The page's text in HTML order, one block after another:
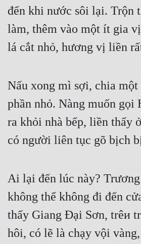
Kỳ Huyễn
Linh Dị
Làm Giàu
Lịch Sử
Mưu Mô
Mỹ Thực
Ngôn Tình
Ngược
đến khi nước sôi lại. Trộn
làm, thêm vào một ít gia
lá cắt nhỏ, hương vị liền
Nấu xong mì sợi, chia
phần nhỏ. Nàng muốn gọi
ra khỏi nhà bếp, liền thấy
có người liên tục gõ bịch
Ai lại đến lúc này?
không thể không đi đến
thấy Giang Đại Sơn, trêи
hôi, có lẽ là chạy vội